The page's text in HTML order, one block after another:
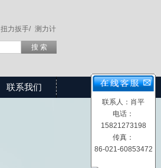
测力计
扭力扳手/
联系我们
联系人：肖平
电话：
15821273198
传真：
86-021-60853472